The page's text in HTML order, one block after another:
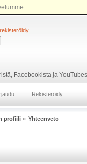
rekisteröidy.
Facebookista ja
Rekisteröidy
profiili» Yhteenveto